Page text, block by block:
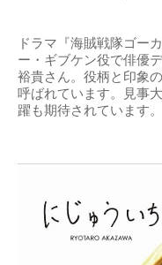
ドラマ『海賊戦隊ゴー
ー・ギブケン役で俳優
裕貴さん。役柄と印象
呼ばれています。見事
躍も期待されています。